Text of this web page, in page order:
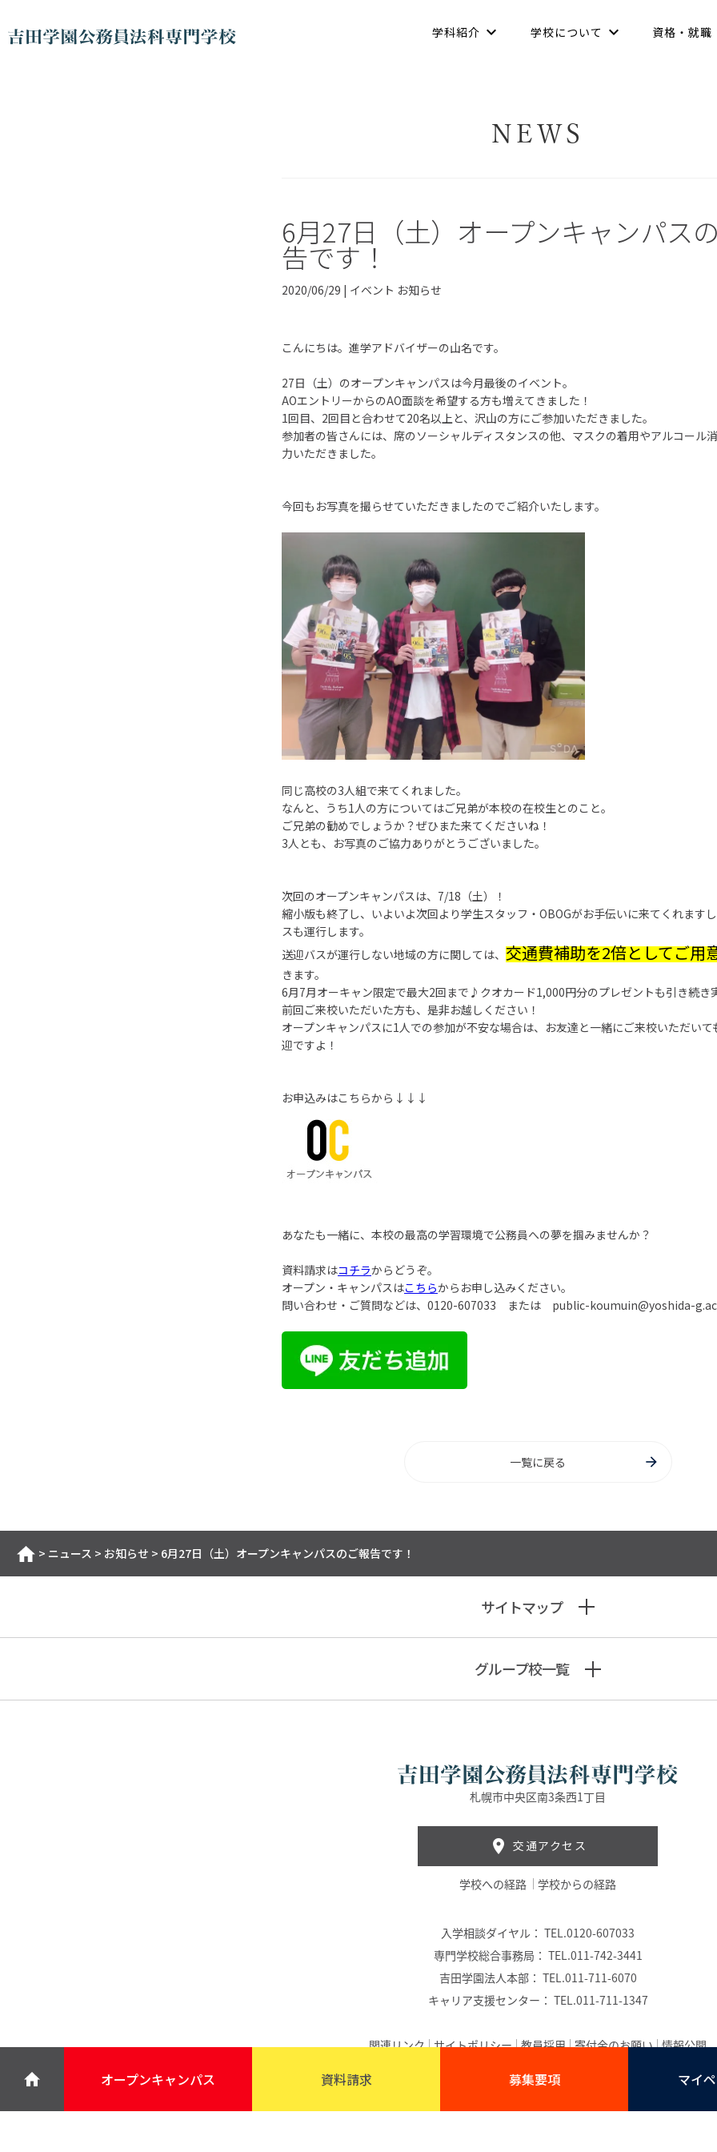
学科紹介 学校について 資格・就職
NEWS
6月27日（土）オープンキャンパス
告です！
2020/06/29 | イベント お知らせ
こんにちは。進学アドバイザーの山名です。
27日（土）のオープンキャンパスは今月最後のイベント。
AOエントリーからのAO面談を希望する方も増えてきました！
1回目、2回目と合わせて20名以上と、沢山の方にご参加いただきました。
参加者の皆さんには、席のソーシャルディスタンスの他、マスクの着用やアルコール
力いただきました。
今回もお写真を撮らせていただきましたのでご紹介いたします。
同じ高校の3人組で来てくれました。
なんと、うち1人の方についてはご兄弟が本校の在校生とのこと。
ご兄弟の勧めでしょうか？ぜひまた来てくださいね！
3人とも、お写真のご協力ありがとうございました。
次回のオープンキャンパスは、7/18（土）！
縮小版も終了し、いよいよ次回より学生スタッフ・OBOGがお手伝いに来てくれます
スも運行します。
送迎バスが運行しない地域の方に関しては、 交通費補助を2倍としてご用
きます。
6月7月オーキャン限定で最大2回まで♪クオカード1,000円分のプレゼントも引き続き
前回ご来校いただいた方も、是非お越しください！
オープンキャンパスに1人での参加が不安な場合は、お友達と一緒にご来校いただいて
迎ですよ！
お申込みはこちらから↓↓↓
あなたも一緒に、本校の最高の学習環境で公務員への夢を掴みませんか？
資料請求はコチラからどうぞ。
オープン・キャンパスはこちらからお申し込みください。
問い合わせ・ご質問などは、 0120-607033 または public-koumuin@yoshida-
一覧に戻る
ホーム
> ニュース > お知らせ > 6月27日（土）オープンキャンパスのご報告です！
サイトマップ
グループ校一覧
札幌市中央区南3条西1丁目
交通アクセス
学校への経路 学校からの経路
入学相談ダイヤル： TEL.0120-607033
専門学校総合事務局： TEL.011-742-3441
吉田学園法人本部： TEL.011-711-6070
キャリア支援センター： TEL.011-711-1347
関連リンク サイトポリシー 教員採用 寄付金のお願い 情報公開
オープンキャンパス 資料請求 募集要項 マイ